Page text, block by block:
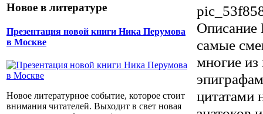
Новое в литературе
Презентация новой книги Ника Перумова
в Москве
Новое литературное событие, которое стоит
внимания читателей. Выходит в свет новая
Описание
самые
многие
цитатами